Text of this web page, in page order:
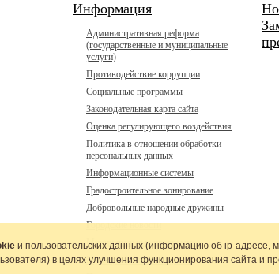
Информация
Административная реформа
(государственные и муниципальные
услуги)
Противодействие коррупции
Социальные программы
Законодательная карта сайта
Оценка регулирующего воздействия
Политика в отношении обработки
персональных данных
Информационные системы
Градостроительное зонирование
Добровольные народные дружины
Городские новости
Муниципальные программы
Муниципальный контроль
и пользовательских данных (информацию об ip-адресе,
в целях улучшения функционирования сайта и